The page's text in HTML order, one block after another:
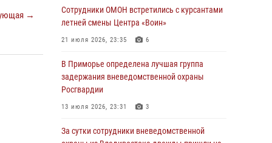
→
В День Крещения Руси в Князь-
Владимирском храме – Главном храме
с крестным ходом
28 июля 2026, 10:29 3
Росгвардейцы в Приморье приняли участие в
28 июля 2026, 05:39 3
Сотрудники ОМОН встретились с курсантами
летней смены Центра «Воин»
21 июля 2026, 23:35 6
В Приморье определена лучшая группа
задержания вневедомственной охраны
Росгвардии
13 июля 2026, 23:31 3
За сутки сотрудники вневедомственной